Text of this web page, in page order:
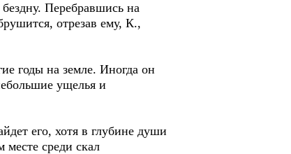
Перебравшись на
отрезав ему, К.,
годы на земле. Иногда он
ущелья и
его, хотя в глубине души
месте среди скал